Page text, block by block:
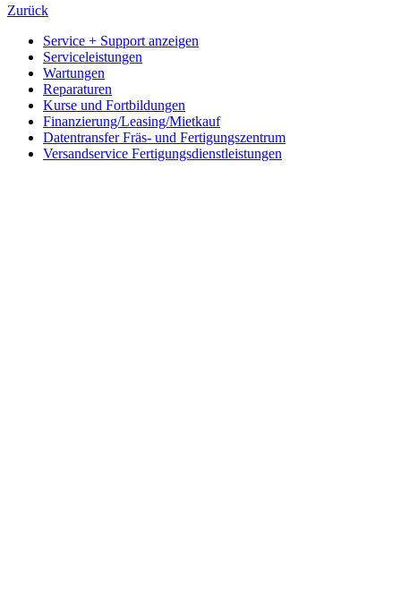
Zurück
Service + Support anzeigen
Serviceleistungen
Wartungen
Reparaturen
Kurse und Fortbildungen
Finanzierung/Leasing/Mietkauf
Datentransfer Fräs- und Fertigungszentrum
Versandservice Fertigungsdienstleistungen